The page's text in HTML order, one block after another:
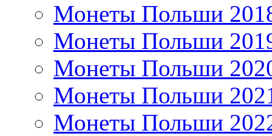
Монеты Польши
Монеты Польши
Монеты Польши
Монеты Польши
Монеты Польши